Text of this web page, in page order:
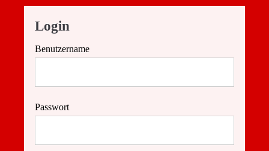
Login
Benutzername
Passwort